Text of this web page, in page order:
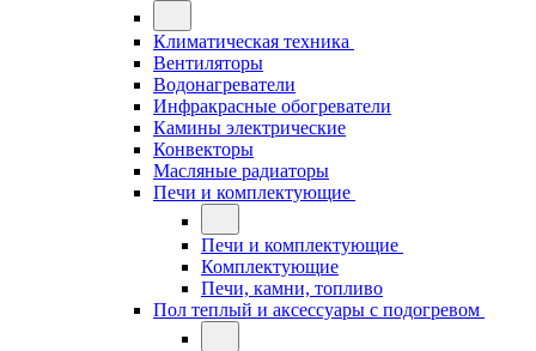
Климатическая техника
Вентиляторы
Водонагреватели
Инфракрасные обогреватели
Камины электрические
Конвекторы
Масляные радиаторы
Печи и комплектующие
Печи и комплектующие
Комплектующие
Печи, камни, топливо
Пол теплый и аксессуары с подогревом